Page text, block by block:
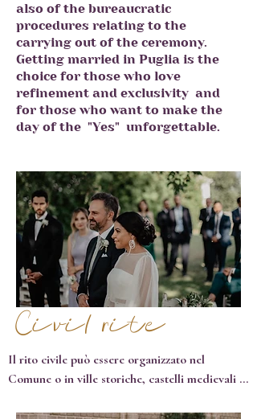
also of the bureaucratic
procedures relating to the
carrying out of the ceremony.
Getting married in Puglia is the
choice for those who love
refinement and exclusivity and
for those who want to make the
day of the "Yes" unforgettable.
Civil rite
Il rito civile può essere organizzato nel
Comune o in ville storiche, castelli medievali o